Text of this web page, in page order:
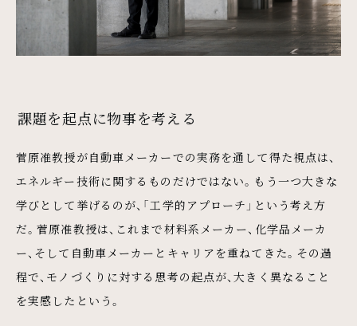
課題を起点に物事を考える
菅原准教授が自動車メーカーでの実務を通して得た視点は、
エネルギー技術に関するものだけではない。もう一つ大きな
学びとして挙げるのが、「工学的アプローチ」という考え方
だ。菅原准教授は、これまで材料系メーカー、化学品メーカ
ー、そして自動車メーカーとキャリアを重ねてきた。その過
程で、モノづくりに対する思考の起点が、大きく異なること
を実感したという。